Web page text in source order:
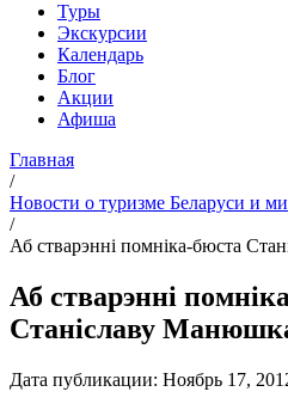
Туры
Экскурсии
Календарь
Блог
Акции
Афиша
Главная
/
Новости о туризме Беларуси и
/
Аб стварэнні помніка-бюста
Аб стварэнні
Станіславу
Дата публикации: Ноябрь 17,